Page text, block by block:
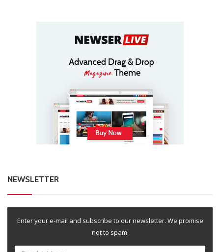
NEWSLETTER
Enter your e-mail and subscribe to our newsletter. We promise
not to spam.